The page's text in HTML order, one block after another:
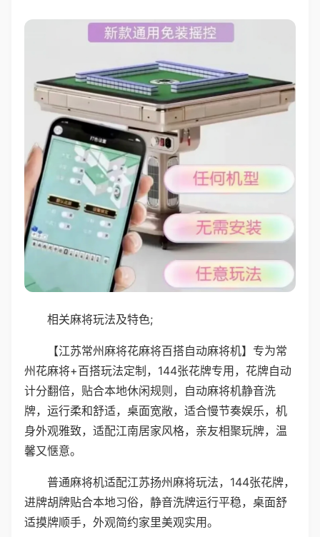
相关麻将玩法及特色;
【江苏常州麻将花麻将百搭自动麻将机】专为常
州花麻将+百搭玩法定制，144张花牌专用，花牌自动
计分翻倍，贴合本地休闲规则，自动麻将机静音洗
牌，运行柔和舒适，桌面宽敞，适合慢节奏娱乐，机
身外观雅致，适配江南居家风格，亲友相聚玩牌，温
馨又惬意。
普通麻将机适配江苏扬州麻将玩法，144张花牌，
进牌胡牌贴合本地习俗，静音洗牌运行平稳，桌面舒
适摸牌顺手，外观简约家里美观实用。